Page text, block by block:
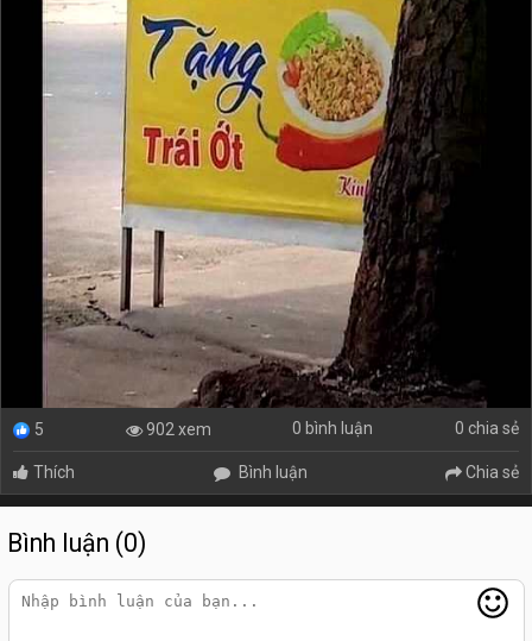
5 902 xem 0 bình luận 0 chia sẻ
Thích Bình luận Chia sẻ
Bình luận (0)